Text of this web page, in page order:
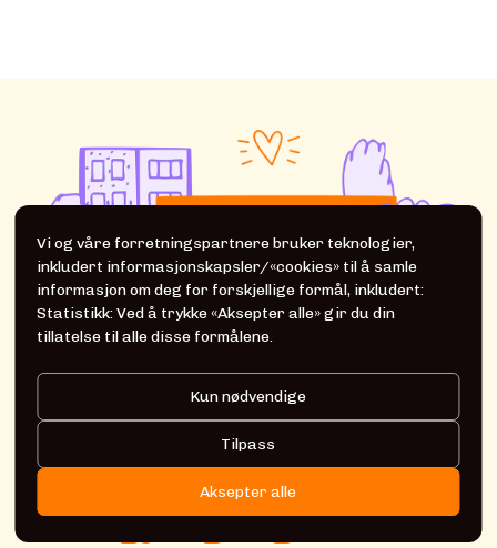
Få varsel når nye
boliger er
tilgjengelig
Vi og våre forretningspartnere bruker teknologier,
inkludert informasjonskapsler/«cookies» til å samle
informasjon om deg for forskjellige formål, inkludert:
Statistikk: Ved å trykke «Aksepter alle» gir du din
tillatelse til alle disse formålene.
Kun nødvendige
Tilpass
Aksepter alle